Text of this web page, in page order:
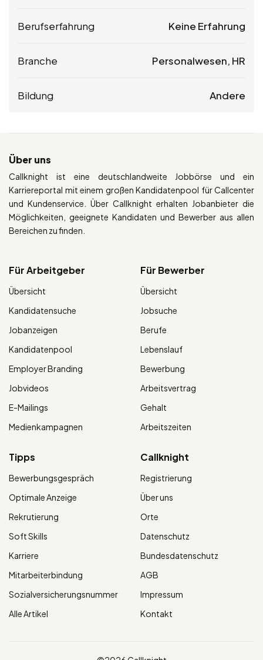
Berufserfahrung Keine Erfahrung
Branche Personalwesen, HR
Bildung Andere
Über uns
Callknight ist eine deutschlandweite Jobbörse und ein
Karriereportal mit einem großen Kandidatenpool für Callcenter
und Kundenservice. Über Callknight erhalten Jobanbieter die
Möglichkeiten, geeignete Kandidaten und Bewerber aus allen
Bereichen zu finden.
Für Arbeitgeber
Übersicht
Kandidatensuche
Jobanzeigen
Kandidatenpool
Employer Branding
Jobvideos
E-Mailings
Medienkampagnen
Für Bewerber
Übersicht
Jobsuche
Berufe
Lebenslauf
Bewerbung
Arbeitsvertrag
Gehalt
Arbeitszeiten
Tipps
Bewerbungsgespräch
Optimale Anzeige
Rekrutierung
Soft Skills
Karriere
Mitarbeiterbindung
Sozialversicherungsnummer
Alle Artikel
Callknight
Registrierung
Über uns
Orte
Datenschutz
Bundesdatenschutz
AGB
Impressum
Kontakt